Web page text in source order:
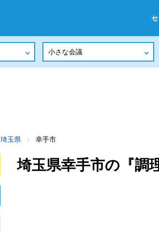
埼玉県 幸手市
埼玉県幸手市の『調